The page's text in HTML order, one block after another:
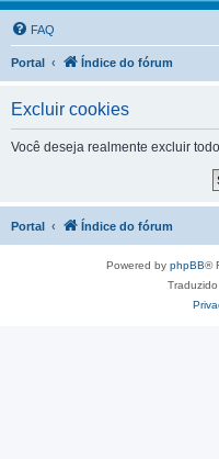
FAQ
Portal Índice do fórum
Excluir cookies
Você deseja realmente excluir
Portal Índice do fórum
Powered by phpBB®